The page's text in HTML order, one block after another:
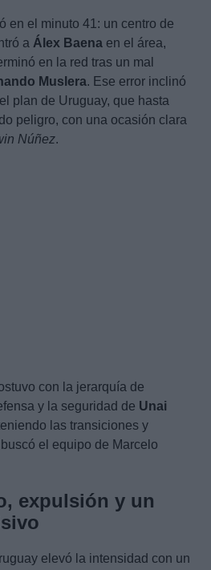
en el minuto 41: un centro de
a Álex Baena en el área,
en la red tras un mal
Muslera. Ese error inclinó
plan de Uruguay, que hasta
peligro, con una ocasión clara
Núñez.
con la jerarquía de
y la seguridad de Unai
las transiciones y
el equipo de Marcelo
expulsión y un
elevó la intensidad con un